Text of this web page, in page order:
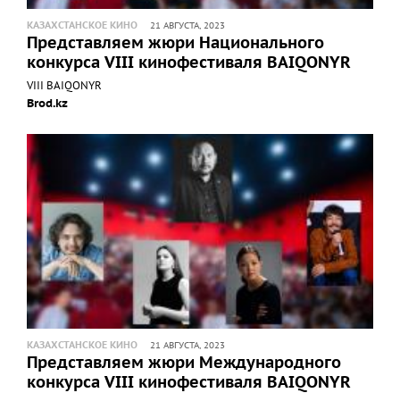
КАЗАХСТАНСКОЕ КИНО 21 АВГУСТА, 2023
Представляем жюри Национального
конкурса VIII кинофестиваля BAIQONYR
VIII BAIQONYR
Brod.kz
КАЗАХСТАНСКОЕ КИНО 21 АВГУСТА, 2023
Представляем жюри Международного
конкурса VIII кинофестиваля BAIQONYR